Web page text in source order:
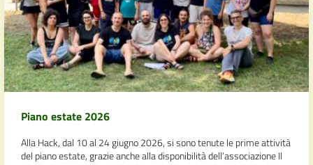
Piano estate 2026
Alla Hack, dal 10 al 24 giugno 2026, si sono tenute le prime attività
del piano estate, grazie anche alla disponibilità dell’associazione Il